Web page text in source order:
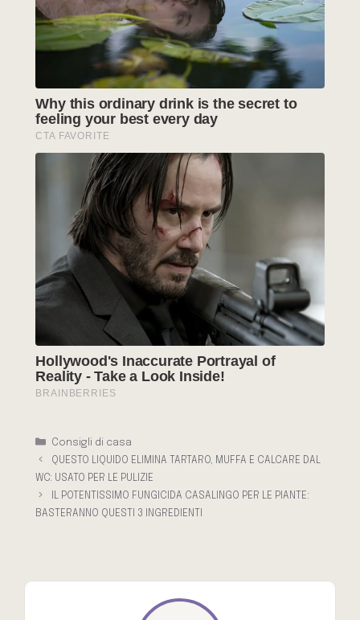
Categorie
Consigli di casa
QUESTO LIQUIDO ELIMINA TARTARO, MUFFA E CALCARE DAL
WC: USATO PER LE PULIZIE
IL POTENTISSIMO FUNGICIDA CASALINGO PER LE PIANTE:
BASTERANNO QUESTI 3 INGREDIENTI